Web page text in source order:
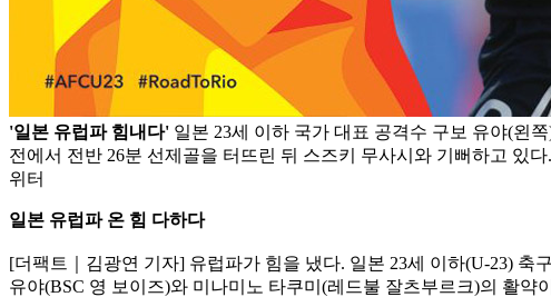
'일본 유럽파 힘내다' 일본 23세 이하 국가 대표 공격수 구보 유야(왼
전에서 전반 26분 선제골을 터뜨린 뒤 스즈키 무사시와 기뻐하고 있
위터
일본 유럽파 온 힘 다하다
[더팩트｜김광연 기자] 유럽파가 힘을 냈다. 일본 23세 이하(U-23)
유야(BSC 영 보이즈)와 미나미노 타쿠미(레드불 잘츠부르크)의 활약